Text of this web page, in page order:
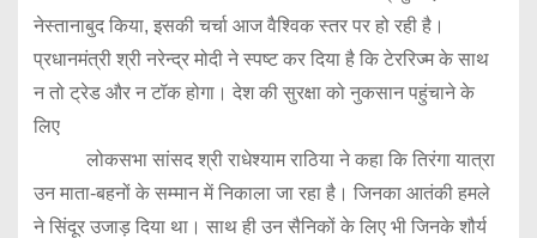
नेस्तानाबुद किया, इसकी चर्चा आज वैश्विक स्तर पर हो रही है।
प्रधानमंत्री श्री नरेन्द्र मोदी ने स्पष्ट कर दिया है कि टेररिज्म के साथ
न तो ट्रेड और न टॉक होगा। देश की सुरक्षा को नुकसान पहुंचाने के
लिए
लोकसभा सांसद श्री राधेश्याम राठिया ने कहा कि तिरंगा यात्रा
उन माता-बहनों के सम्मान में निकाला जा रहा है। जिनका आतंकी हमले
ने सिंदूर उजाड़ दिया था। साथ ही उन सैनिकों के लिए भी जिनके शौर्य